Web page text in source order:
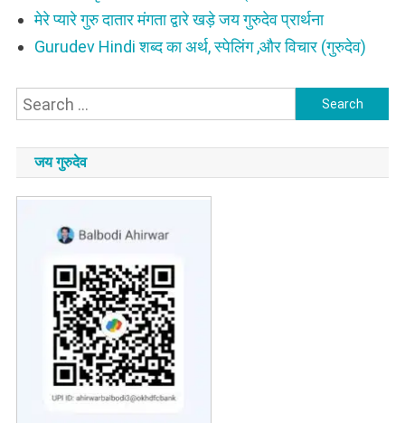
मेरे प्यारे गुरु दातार मंगता द्वारे खड़े जय गुरुदेव प्रार्थना
Gurudev Hindi शब्द का अर्थ, स्पेलिंग ,और विचार (गुरुदेव)
Search
जय गुरुदेव